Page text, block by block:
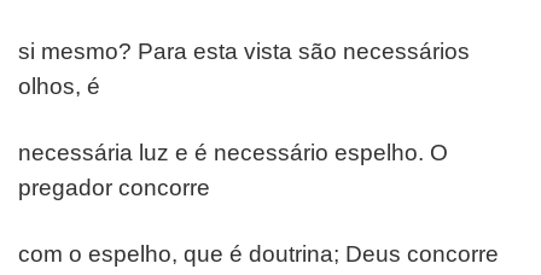
si mesmo? Para esta vista são necessários
olhos, é
necessária luz e é necessário espelho. O
pregador concorre
com o espelho, que é doutrina; Deus concorre